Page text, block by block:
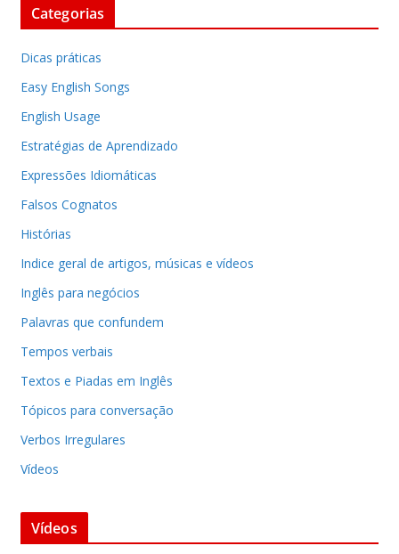
Categorias
Dicas práticas
Easy English Songs
English Usage
Estratégias de Aprendizado
Expressões Idiomáticas
Falsos Cognatos
Histórias
Indice geral de artigos, músicas e vídeos
Inglês para negócios
Palavras que confundem
Tempos verbais
Textos e Piadas em Inglês
Tópicos para conversação
Verbos Irregulares
Vídeos
Vídeos